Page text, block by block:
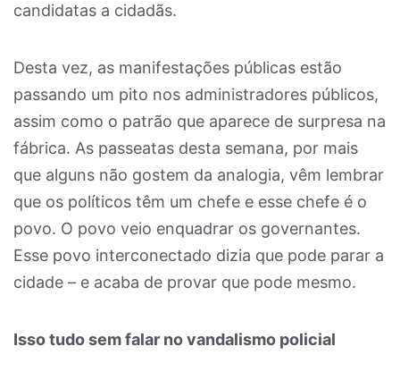
candidatas a cidadãs.
Desta vez, as manifestações públicas estão
passando um pito nos administradores públicos,
assim como o patrão que aparece de surpresa na
fábrica. As passeatas desta semana, por mais
que alguns não gostem da analogia, vêm lembrar
que os políticos têm um chefe e esse chefe é o
povo. O povo veio enquadrar os governantes.
Esse povo interconectado dizia que pode parar a
cidade – e acaba de provar que pode mesmo.
Isso tudo sem falar no vandalismo policial